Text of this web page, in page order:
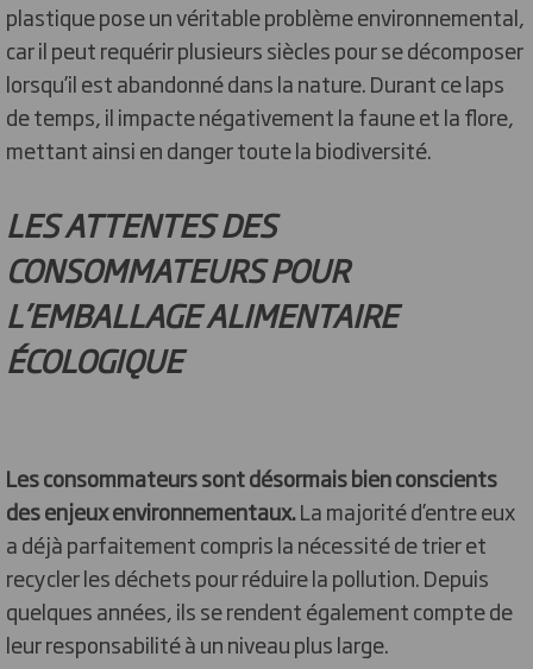
plastique pose un véritable problème environnemental,
car il peut requérir plusieurs siècles pour se décomposer
lorsqu’il est abandonné dans la nature. Durant ce laps
de temps, il impacte négativement la faune et la flore,
mettant ainsi en danger toute la biodiversité.
LES ATTENTES DES
CONSOMMATEURS POUR
L’EMBALLAGE ALIMENTAIRE
ÉCOLOGIQUE
Les consommateurs sont désormais bien conscients
des enjeux environnementaux.La majorité d’entre eux
a déjà parfaitement compris la nécessité de trier et
recycler les déchets pour réduire la pollution. Depuis
quelques années, ils se rendent également compte de
leur responsabilité à un niveau plus large.